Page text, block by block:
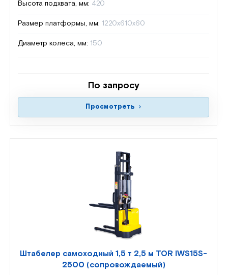
Высота подхвата, мм: 420
Размер платформы, мм: 1220х610х60
Диаметр колеса, мм: 150
По запросу
Просмотреть
Штабелер самоходный 1,5 т 2,5 м TOR IWS15S-
2500 (сопровождаемый)